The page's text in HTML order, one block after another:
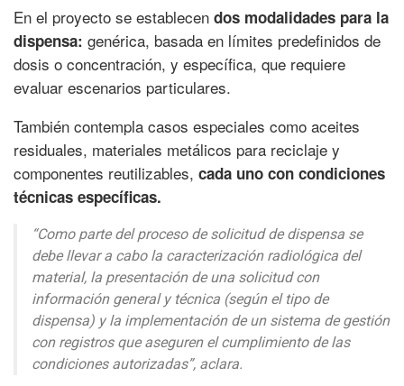
En el proyecto se establecen dos modalidades para la
dispensa: genérica, basada en límites predefinidos de
dosis o concentración, y específica, que requiere
evaluar escenarios particulares.
También contempla casos especiales como aceites
residuales, materiales metálicos para reciclaje y
componentes reutilizables, cada uno con condiciones
técnicas específicas.
“Como parte del proceso de solicitud de dispensa se
debe llevar a cabo la caracterización radiológica del
material, la presentación de una solicitud con
información general y técnica (según el tipo de
dispensa) y la implementación de un sistema de gestión
con registros que aseguren el cumplimiento de las
condiciones autorizadas”, aclara.